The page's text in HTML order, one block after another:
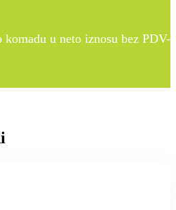
u neto iznosu bez PDV-